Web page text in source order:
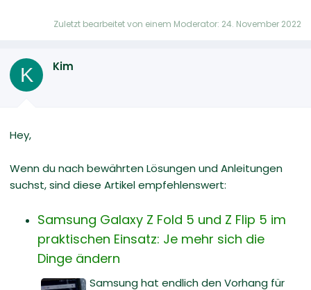
Zuletzt bearbeitet von einem Moderator: 24. November 2022
K Kim
Hey,
Wenn du nach bewährten Lösungen und Anleitungen
suchst, sind diese Artikel empfehlenswert:
Samsung Galaxy Z Fold 5 und Z Flip 5 im
praktischen Einsatz: Je mehr sich die
Dinge ändern
Samsung hat endlich den Vorhang für